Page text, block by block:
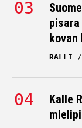
kovan
RALLI
Kalle